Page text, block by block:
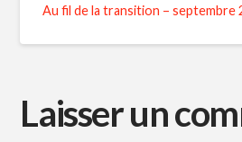
Au fil de la transition – septembre
Laisser un